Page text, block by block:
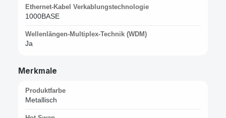
Ethernet-Kabel Verkablungstechnologie
1000BASE
Wellenlängen-Multiplex-Technik (WDM)
Ja
Merkmale
Produktfarbe
Metallisch